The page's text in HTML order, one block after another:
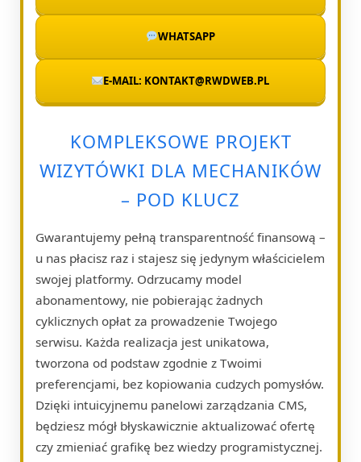
WHATSAPP
E-MAIL: KONTAKT@RWDWEB.PL
KOMPLEKSOWE PROJEKT
WIZYTÓWKI DLA MECHANIKÓW
– POD KLUCZ
Gwarantujemy pełną transparentność finansową –
u nas płacisz raz i stajesz się jedynym właścicielem
swojej platformy. Odrzucamy model
abonamentowy, nie pobierając żadnych
cyklicznych opłat za prowadzenie Twojego
serwisu. Każda realizacja jest unikatowa,
tworzona od podstaw zgodnie z Twoimi
preferencjami, bez kopiowania cudzych pomysłów.
Dzięki intuicyjnemu panelowi zarządzania CMS,
będziesz mógł błyskawicznie aktualizować ofertę
czy zmieniać grafikę bez wiedzy programistycznej.